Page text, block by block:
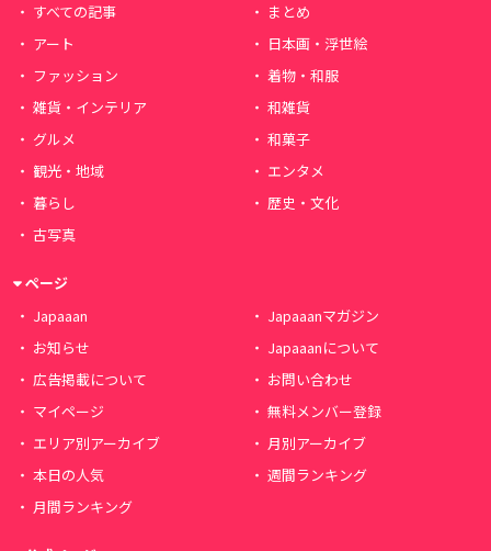
すべての記事
まとめ
アート
日本画・浮世絵
ファッション
着物・和服
雑貨・インテリア
和雑貨
グルメ
和菓子
観光・地域
エンタメ
暮らし
歴史・文化
古写真
ページ
Japaaan
Japaaanマガジン
お知らせ
Japaaanについて
広告掲載について
お問い合わせ
マイページ
無料メンバー登録
エリア別アーカイブ
月別アーカイブ
本日の人気
週間ランキング
月間ランキング